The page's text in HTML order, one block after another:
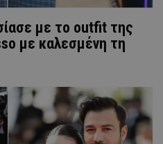
με το outfit της
με καλεσμένη τη